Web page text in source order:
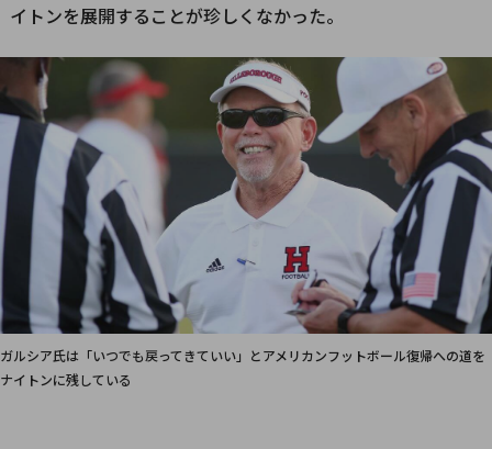
イトンを展開することが珍しくなかった。
ガルシア氏は「いつでも戻ってきていい」とアメリカンフットボール復帰への道を
ナイトンに残している